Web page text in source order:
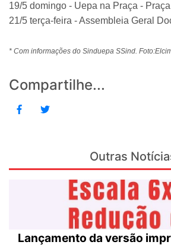
19/5 domingo - Uepa na Praça -
21/5 terça-feira - Assembleia Geral
* Com informações do Sinduepa SSind.
Compartilhe...
Outras
Lançamento da versão